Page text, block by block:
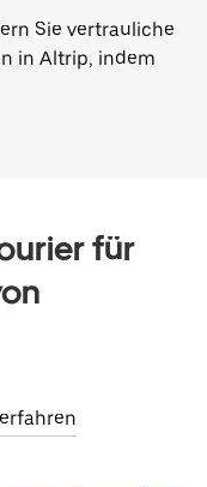
Sie vertrauliche
in Altrip, indem
für